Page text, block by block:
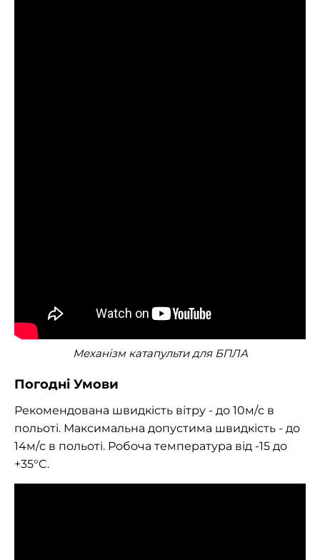
Механізм катапульти для БПЛА
Погодні Умови
Рекомендована швидкість вітру - до 10м/с в
польоті. Максимальна допустима швидкість - до
14м/с в польоті. Робоча температура від -15 до
+35°C.